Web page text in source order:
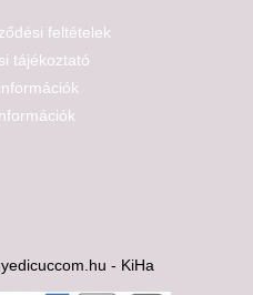
feltételek
tájékoztató
- KiHa